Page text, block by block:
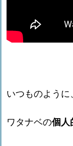
いつものよう
ワタナベの個人